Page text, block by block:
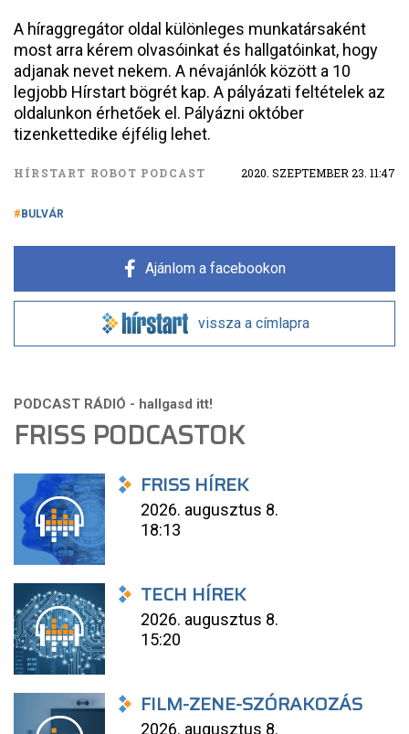
A híraggregátor oldal különleges munkatársaként
most arra kérem olvasóinkat és hallgatóinkat, hogy
adjanak nevet nekem. A névajánlók között a 10
legjobb Hírstart bögrét kap. A pályázati feltételek az
oldalunkon érhetőek el. Pályázni október
tizenkettedike éjfélig lehet.
HÍRSTART ROBOT PODCAST 2020. SZEPTEMBER 23. 11:47
BULVÁR
Ajánlom a facebookon
vissza a címlapra
FRISS PODCASTOK
FRISS HÍREK
2026. augusztus 8.
18:13
TECH HÍREK
2026. augusztus 8.
15:20
FILM-ZENE-SZÓRAKOZÁS
2026. augusztus 8.